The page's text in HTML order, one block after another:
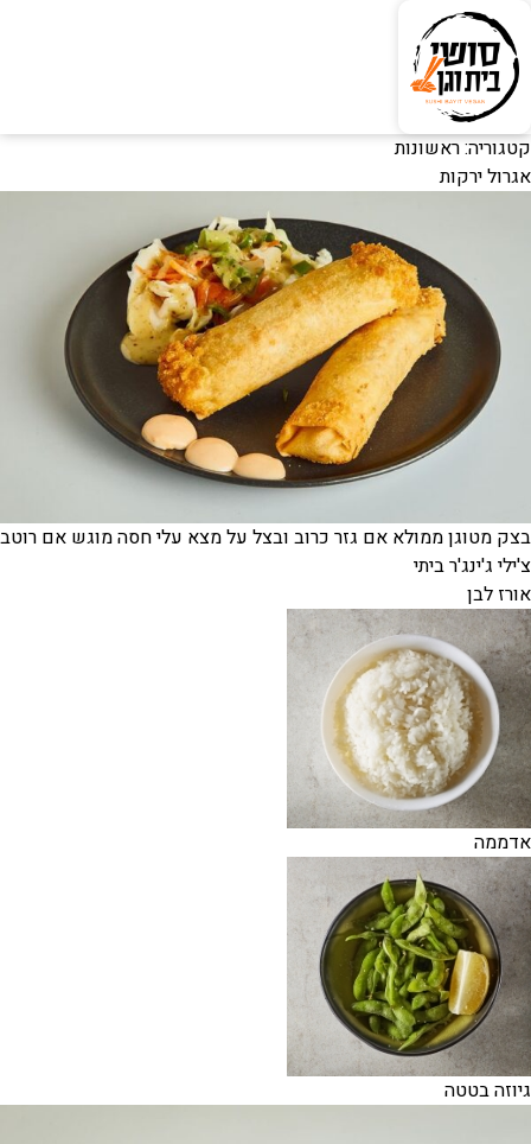
קטגוריה:ראשונות
אגרול ירקות
בצק מטוגן ממולא אם גזר כרוב ובצל על מצא עלי חסה מוגש אם רוטב
צ'ילי ג'ינג'ר ביתי
אורז לבן
אדממה
גיוזה בטטה